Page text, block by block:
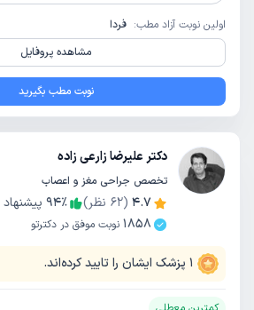
اولین نوبت آزاد مطب: فردا
مشاهده پروفایل
نوبت مطب بگیرید
دکتر علیرضا زارعی زاده
تخصص جراحی مغز و اعصاب
4.7
(
62 نظر) 94٪
پیشنهاد
1858 نوبت موفق در دکترتو
1 پزشک ایشان را تایید کرده‌اند.